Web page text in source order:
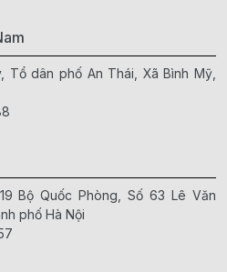
Tổ dân phố An Thái, Xã Bình Mỹ,
Bộ Quốc Phòng, Số 63 Lê Văn
phố Hà Nội